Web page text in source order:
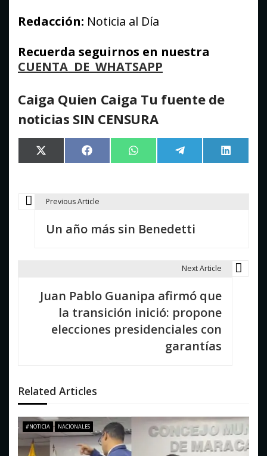
Redacción: Noticia al Día
Recuerda seguirnos en nuestra
CUENTA DE WHATSAPP
Caiga Quien Caiga Tu fuente de
noticias SIN CENSURA
Compartir
en
X
(Twitter)
Compartir
en
Facebook Compartir
en
WhatsApp Compartir
en
Telegram
en
LinkedIn
N
ó
n
d
e
Previous Article
Un año más sin Benedetti
Next Article
Juan Pablo Guanipa afirmó que
la transición inició: propone
elecciones presidenciales con
garantías
Related Articles
#NOTICIA NACIONALES